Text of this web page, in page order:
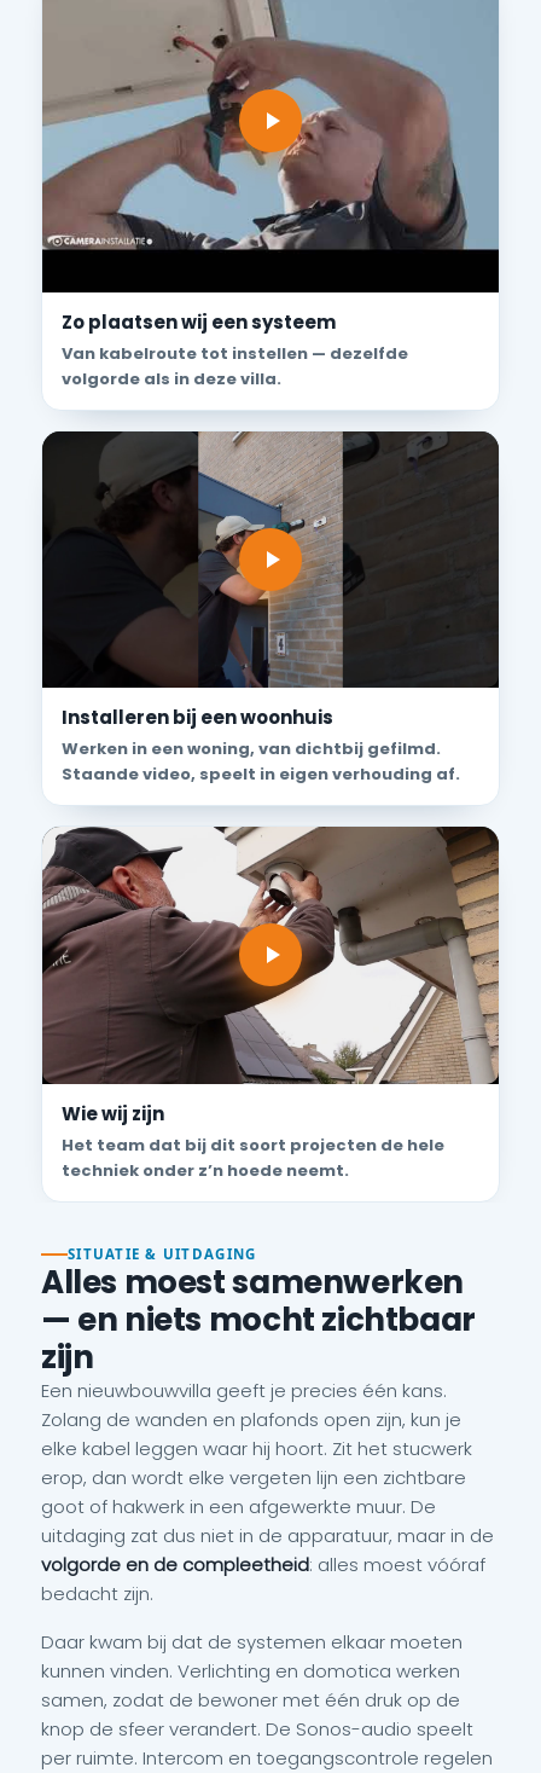
Zo plaatsen wij een systeem
Van kabelroute tot instellen — dezelfde
volgorde als in deze villa.
Installeren bij een woonhuis
Werken in een woning, van dichtbij gefilmd.
Staande video, speelt in eigen verhouding af.
Wie wij zijn
Het team dat bij dit soort projecten de hele
techniek onder z’n hoede neemt.
SITUATIE & UITDAGING
Alles moest samenwerken
— en niets mocht zichtbaar
zijn
Een nieuwbouwvilla geeft je precies één kans.
Zolang de wanden en plafonds open zijn, kun je
elke kabel leggen waar hij hoort. Zit het stucwerk
erop, dan wordt elke vergeten lijn een zichtbare
goot of hakwerk in een afgewerkte muur. De
uitdaging zat dus niet in de apparatuur, maar in de
volgorde en de compleetheid: alles moest vóóraf
bedacht zijn.
Daar kwam bij dat de systemen elkaar moeten
kunnen vinden. Verlichting en domotica werken
samen, zodat de bewoner met één druk op de
knop de sfeer verandert. De Sonos-audio speelt
per ruimte. Intercom en toegangscontrole regelen